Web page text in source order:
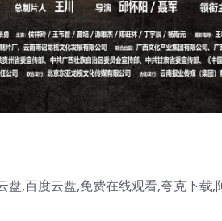
盘,百度云盘,免费在线观看,夸克下